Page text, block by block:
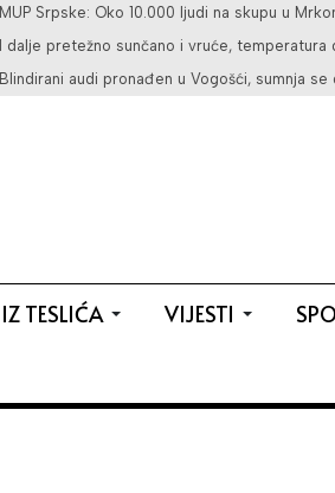
MUP Srpske: Oko 10.000 ljudi na skupu u
I dalje pretežno sunčano i vruće, temperatura
Blindirani audi pronađen u Vogošći, sumnja
IZ TESLIĆA VIJESTI